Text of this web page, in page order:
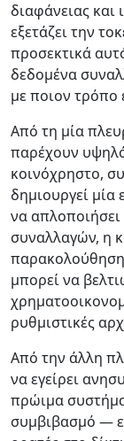
διαφάνειας και
εξετάζει την
προσεκτικά
δεδομένα
με ποιον τρόπο
Από τη μία
παρέχουν
κοινόχρηστο,
δημιουργεί μία
να
συναλλαγών, η
μπορεί να
ρυθμιστικές
Από την άλλη
να εγείρει
πρώιμα
συμβιβασμό —